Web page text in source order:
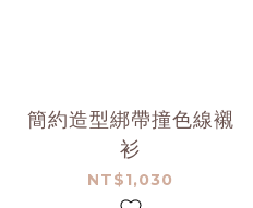
簡約造型綁帶撞色線襯
衫
NT$1,030